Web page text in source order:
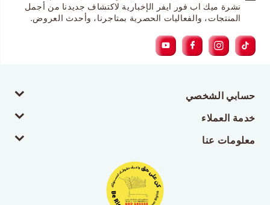
نشرة ميك اب فور ايفر الإخبارية لاكتشاف جديدنا من أجمل
المنتجات، والفعاليات الحصرية بمتاجرنا، وأحدث العروض.
حسابي الشخصي
خدمة العملاء
معلومات عنا